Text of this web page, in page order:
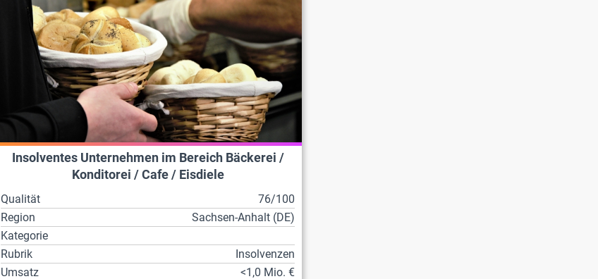
Insolventes Unternehmen im Bereich Bäckerei /
Konditorei / Cafe / Eisdiele
Qualität
76/100
Region
Sachsen-Anhalt (DE)
Kategorie
Rubrik
Insolvenzen
Umsatz
<1,0 Mio. €